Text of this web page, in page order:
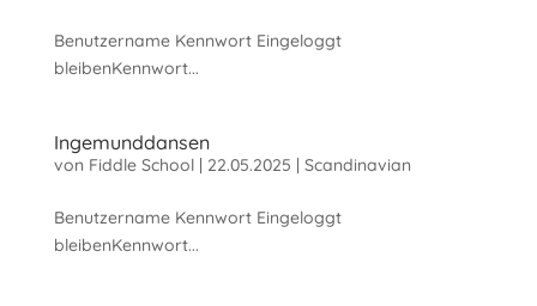
Benutzername Kennwort Eingeloggt
bleibenKennwort...
Ingemunddansen
von Fiddle School| 22.05.2025 | Scandinavian
Benutzername Kennwort Eingeloggt
bleibenKennwort...